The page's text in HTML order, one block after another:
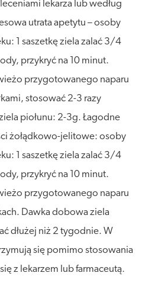
lekarza lub według
utrata apetytu – osoby
1 saszetkę ziela zalać 3/4
przykryć na 10 minut.
przygotowanego naparu
stosować 2-3 razy
piołunu: 2-3g. Łagodne
żołądkowo-jelitowe: osoby
1 saszetkę ziela zalać 3/4
przykryć na 10 minut.
przygotowanego naparu
Dawka dobowa ziela
dłużej niż 2 tygodnie. W
się pomimo stosowania
z lekarzem lub farmaceutą.